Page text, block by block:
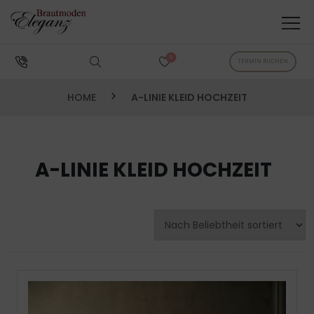
0
TERMIN BUCHEN
HOME A-LINIE KLEID HOCHZEIT
A-LINIE KLEID HOCHZEIT